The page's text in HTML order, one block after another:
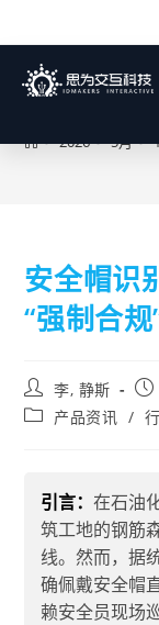
博客
> 2026 > 5月 >
安全帽识
“强制合
李, 静斯
产品资讯 /
引言：在石油
筑工地的钢筋
线。然而，据
确佩戴安全帽
赖安全员现场